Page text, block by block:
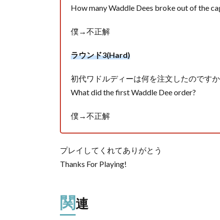
How many Waddle Dees broke out of the
僕→不正解
ラウンド3(Hard)
初代ワドルディーは何を注文したのですか
What did the first Waddle Dee order?
僕→不正解
プレイしてくれてありがとう
Thanks For Playing!
関連